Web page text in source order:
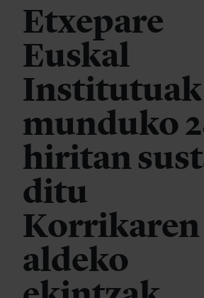
Etxepare
Euskal
Institutuak
munduko
hiritan
ditu
Korrikaren
aldeko